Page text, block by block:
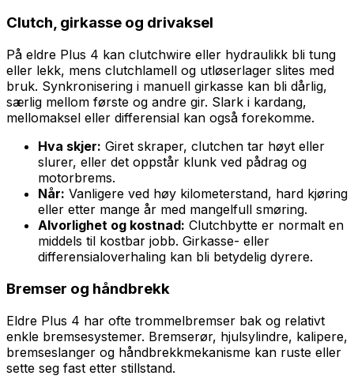
Clutch, girkasse og drivaksel
På eldre Plus 4 kan clutchwire eller hydraulikk bli tung
eller lekk, mens clutchlamell og utløserlager slites med
bruk. Synkronisering i manuell girkasse kan bli dårlig,
særlig mellom første og andre gir. Slark i kardang,
mellomaksel eller differensial kan også forekomme.
Hva skjer: Giret skraper, clutchen tar høyt eller
slurer, eller det oppstår klunk ved pådrag og
motorbrems.
Når: Vanligere ved høy kilometerstand, hard kjøring
eller etter mange år med mangelfull smøring.
Alvorlighet og kostnad: Clutchbytte er normalt en
middels til kostbar jobb. Girkasse- eller
differensialoverhaling kan bli betydelig dyrere.
Bremser og håndbrekk
Eldre Plus 4 har ofte trommelbremser bak og relativt
enkle bremsesystemer. Bremserør, hjulsylindre, kalipere,
bremseslanger og håndbrekkmekanisme kan ruste eller
sette seg fast etter stillstand.